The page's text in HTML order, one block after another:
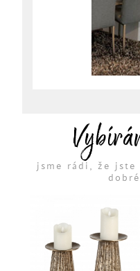
jsme rádi, že